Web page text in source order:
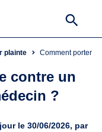
plainte Comment porter
contre un
?
le 30/06/2026, par